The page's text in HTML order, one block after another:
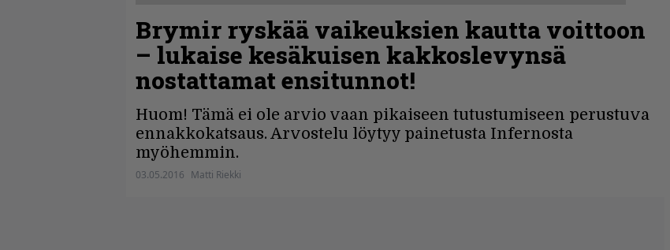
Brymir ryskää vaikeuksien kautta voittoon
– lukaise kesäkuisen kakkoslevynsä
nostattamat ensitunnot!
Huom! Tämä ei ole arvio vaan pikaiseen tutustumiseen perustuva
ennakkokatsaus. Arvostelu löytyy painetusta Infernosta
myöhemmin.
03.05.2016 Matti Riekki